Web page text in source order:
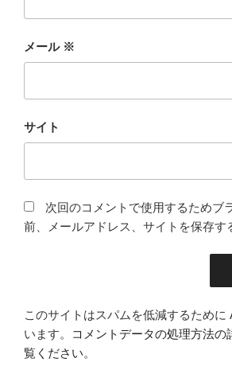
メール ※
サイト
次回のコメントで使用するためブ
前、メールアドレス、サイトを保存す
このサイトはスパムを低減するために
います。
コメントデータの処理方法の
覧ください。